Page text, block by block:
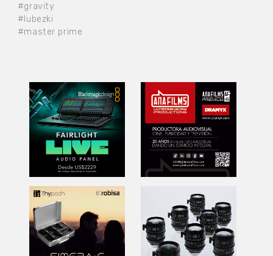
#gravity
#lubezki
#master prime